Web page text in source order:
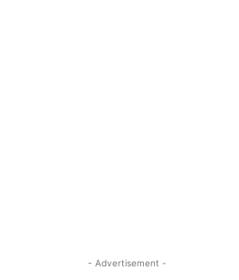
- Advertisement -